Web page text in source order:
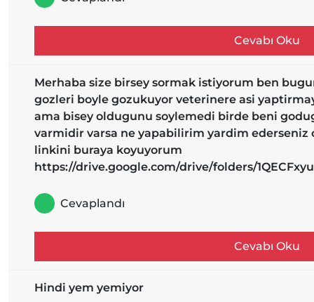
Cevabı Oku
Merhaba size birsey sormak istiyorum ben
gozleri boyle gozukuyor veterinere asi
ama bisey oldugunu soylemedi birde beni
varmidir varsa ne yapabilirim yardim ederseniz
linkini buraya koyuyorum
https://drive.google.com/drive/folders/
Cevaplandı
Cevabı Oku
Hindi yem yemiyor